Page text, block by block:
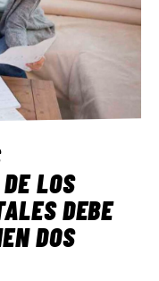
LOS
DEBE
DOS